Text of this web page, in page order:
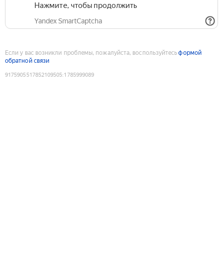
Нажмите, чтобы продолжить
Yandex SmartCaptcha
Если у вас возникли проблемы, пожалуйста, воспользуйтесьформой
обратной связи
9175905517852109505:1785999089